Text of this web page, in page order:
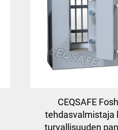
CEQSAFE
tehdasvalmistaja
turvallisuuden